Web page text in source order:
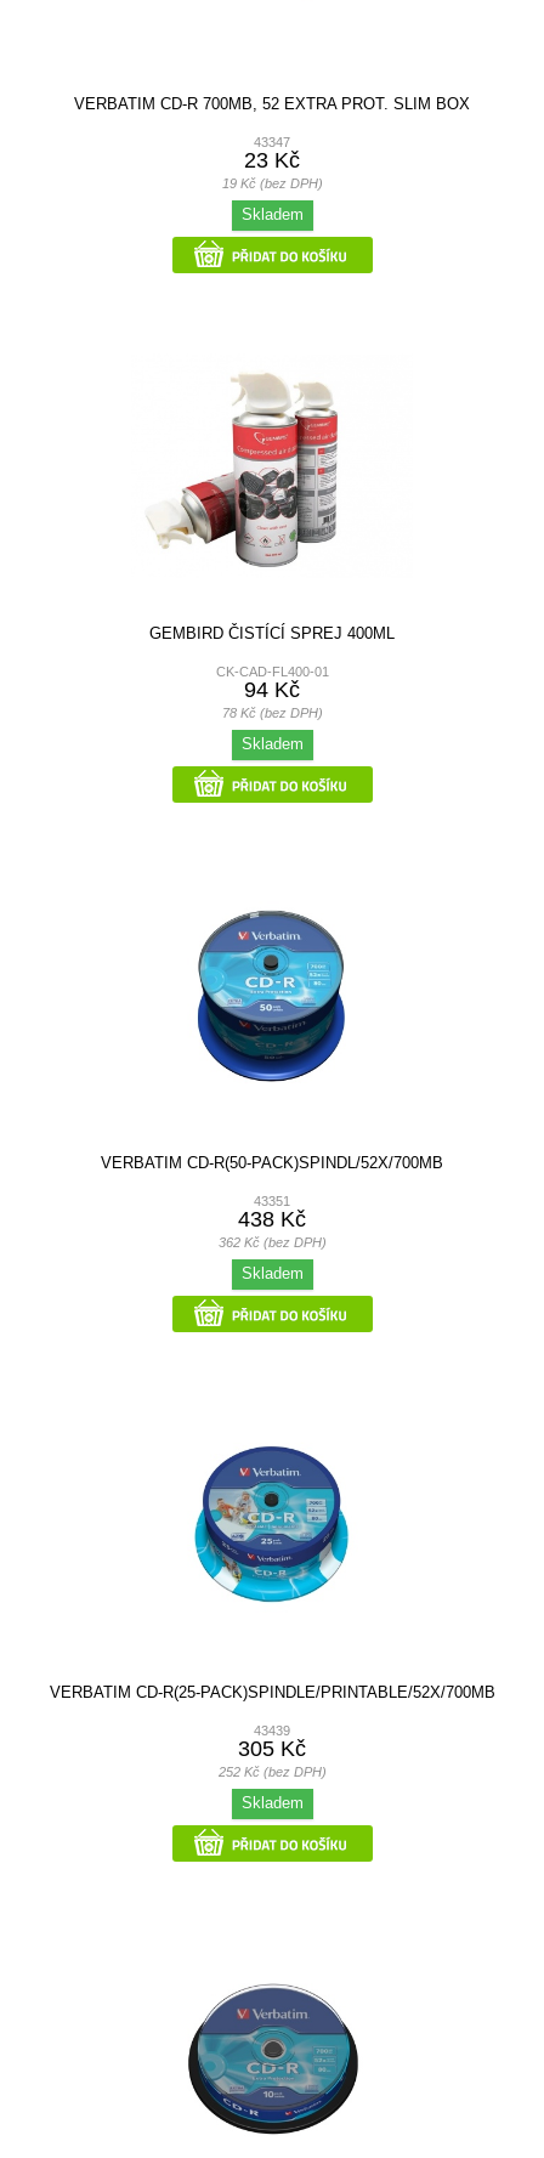
VERBATIM CD-R 700MB, 52 EXTRA PROT. SLIM BOX
43347
23 Kč
19 Kč (bez DPH)
Skladem
GEMBIRD ČISTÍCÍ SPREJ 400ML
CK-CAD-FL400-01
94 Kč
78 Kč (bez DPH)
Skladem
VERBATIM CD-R(50-PACK)SPINDL/52X/700MB
43351
438 Kč
362 Kč (bez DPH)
Skladem
VERBATIM CD-R(25-PACK)SPINDLE/PRINTABLE/52X/700MB
43439
305 Kč
252 Kč (bez DPH)
Skladem